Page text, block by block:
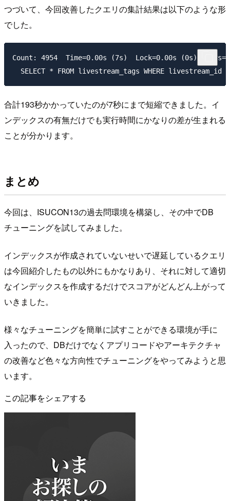
つづいて、今回改善したクエリの集計結果は以下のような形
でした。
Count: 4954  Time=0.00s (7s)  Lock=0.00s (0s)
合計193秒かかっていたのが7秒にまで短縮できました。イ
ンデックスの有無だけでも実行時間にかなりの差が生まれる
ことが分かります。
まとめ
今回は、ISUCON13の過去問環境を構築し、その中でDB
チューニングを試してみました。
インデックスが作成されていないせいで遅延しているクエリ
は今回紹介したもの以外にもかなりあり、それに対して適切
なインデックスを作成するだけでスコアがどんどん上がって
いきました。
様々なチューニングを簡単に試すことができる環境が手に
入ったので、DBだけでなくアプリコードやアーキテクチャ
の改善など色々な方向性でチューニングをやってみようと思
います。
この記事をシェアする